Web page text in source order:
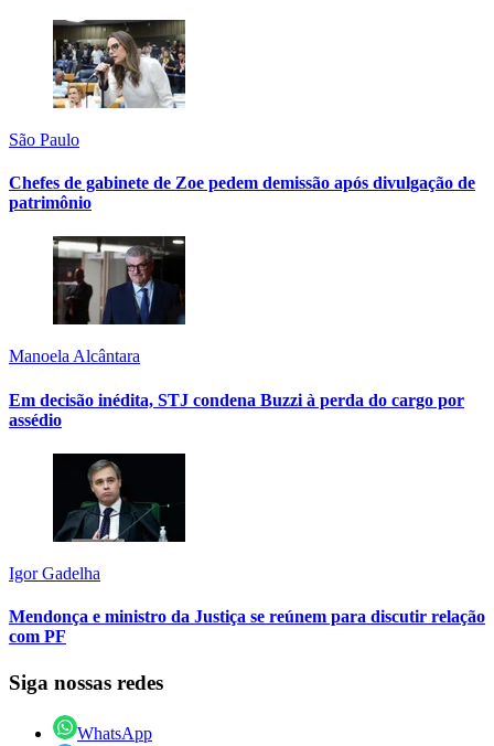
São Paulo
Chefes de gabinete de Zoe pedem demissão após divulgação de
patrimônio
Manoela Alcântara
Em decisão inédita, STJ condena Buzzi à perda do cargo por
assédio
Igor Gadelha
Mendonça e ministro da Justiça se reúnem para discutir relação
com PF
Siga nossas redes
WhatsApp